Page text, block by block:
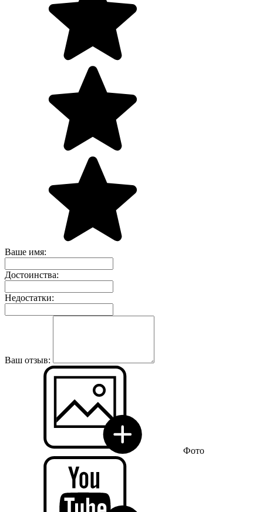
Ваше имя:
Достоинства:
Недостатки:
Ваш отзыв:
Фото